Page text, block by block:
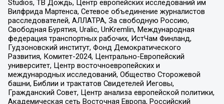
Studios, ТВ Дождь, Центр европейских исследований им
Вилфрида Мартенса, Сетевое объединение журналистов
расследователей, АЛЛАТРА, За свободную Россию,
Свободная Бурятия, Uralic, UnKremlin, Международная
федерация транспортных рабочих, ИстЧам Финланд,
Гудзоновский институт, Фонд Демократического
Развития, Комитет-2024, Центрально-Европейский
университет, Центр восточноевропейских и
международных исследований, Общество Сторожевой
башни, Библии и трактатов Свидетелей Иеговы,
Гражданский Совет, Центр анализа европейской политики,
Академическая сеть Восточная Европа, Российский